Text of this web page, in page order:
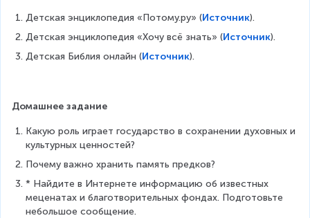
Детская энциклопедия «Потому.ру» (Источник).
Детская энциклопедия «Хочу всё знать» (Источник).
Детская Библия онлайн (Источник).
Домашнее задание
Какую роль играет государство в сохранении духовных и
культурных ценностей?
Почему важно хранить память предков?
* Найдите в Интернете информацию об известных
меценатах и благотворительных фондах. Подготовьте
небольшое сообщение.